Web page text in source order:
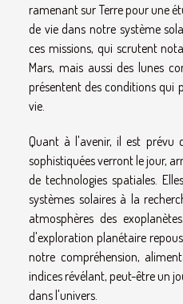
ramenant sur Terre pour une
de vie dans notre système
ces missions, qui scrutent
Mars, mais aussi des lunes
présentent des conditions qui
vie.
Quant à l'avenir, il est prévu
sophistiquées verront le jour,
de technologies spatiales.
systèmes solaires à la
atmosphères des
d'exploration planétaire
notre compréhension,
indices révélant, peut-être un
dans l'univers.